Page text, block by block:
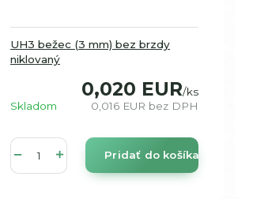
UH3 bežec (3 mm) bez brzdy
niklovaný
0,020 EUR/ks
0,016 EUR bez DPH
Skladom
Pridať do košíka